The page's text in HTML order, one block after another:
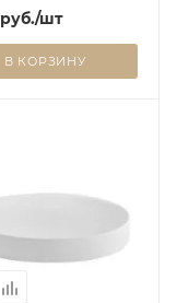
руб./шт
В КОРЗИНУ